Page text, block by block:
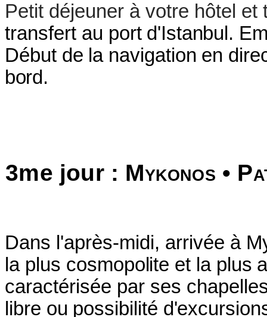
Petit déjeuner à votre hôtel
transfert au port d'Istanbul.
Début de la navigation en
bord.
3me jour : Mykonos •
Dans l'après-midi, arrivée à
la plus cosmopolite et la plus
caractérisée par ses
libre ou possibilité